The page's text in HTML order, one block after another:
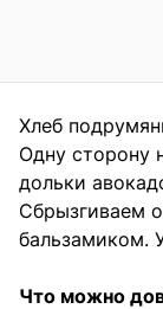
Хлеб
Одну сторону
дольки
Сбрызгиваем
бальзамиком.
Что можно